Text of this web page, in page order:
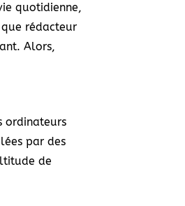
quotidienne,
rédacteur
Alors,
ordinateurs
par des
de